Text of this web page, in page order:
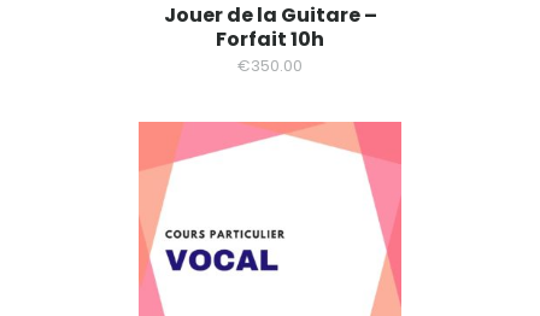
Jouer de la Guitare –
Forfait 10h
€350.00